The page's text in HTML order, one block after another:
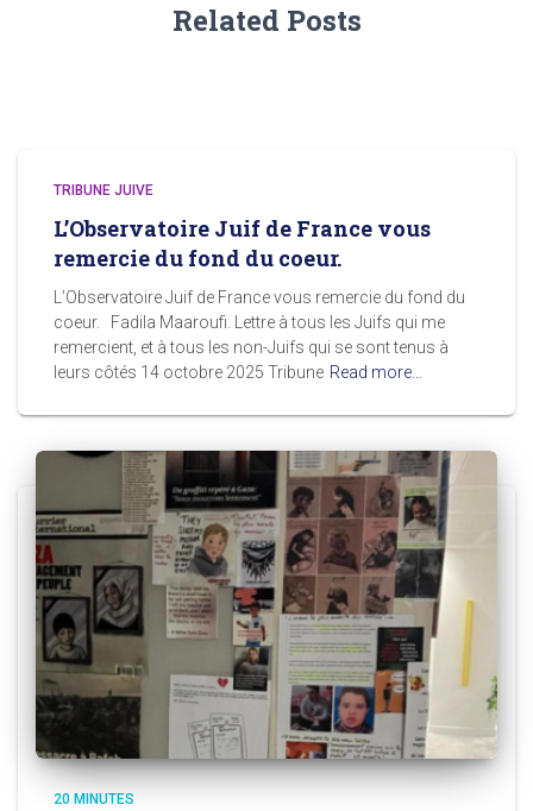
Related Posts
TRIBUNE JUIVE
L’Observatoire Juif de France vous
remercie du fond du coeur.
L’Observatoire Juif de France vous remercie du fond du
coeur. Fadila Maaroufi. Lettre à tous les Juifs qui me
remercient, et à tous les non-Juifs qui se sont tenus à
leurs côtés 14 octobre 2025 Tribune Read more…
20 MINUTES